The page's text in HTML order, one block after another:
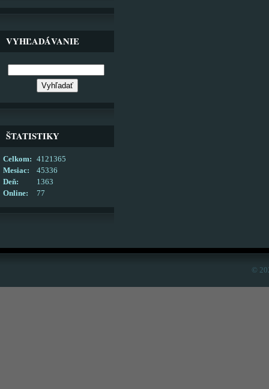
VYHĽADÁVANIE
ŠTATISTIKY
Online: 77
Celkom:
4121365
Mesiac:
45336
Deň:
1363
©